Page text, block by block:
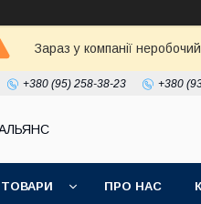
Зараз у компанії
+380 (95) 258-38-23 +380
ТОВАРИ ПРО НАС